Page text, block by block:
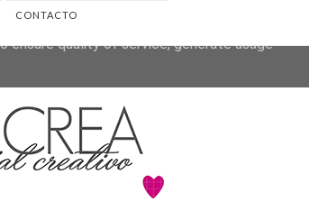
CONTACTO
traffic. Your IP address and user-agent
ensure quality of service, generate usage